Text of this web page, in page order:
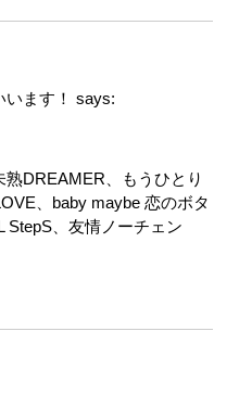
ます！
says:
DREAMER、もうひとり
、baby maybe 恋のボタ
StepS、友情ノーチェン